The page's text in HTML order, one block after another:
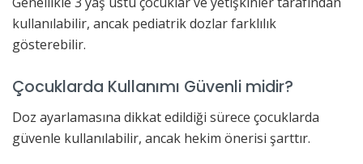
kullanılabilir, ancak pediatrik dozlar farklılık
gösterebilir.
Çocuklarda Kullanımı Güvenli midir?
Doz ayarlamasına dikkat edildiği sürece çocuklarda
güvenle kullanılabilir, ancak hekim önerisi şarttır.